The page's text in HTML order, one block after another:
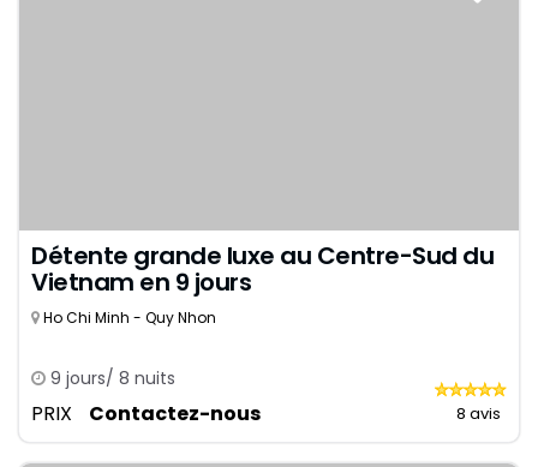
Détente grande luxe au Centre-Sud du
Vietnam en 9 jours
Ho Chi Minh - Quy Nhon
9 jours/ 8 nuits
PRIX Contactez-nous 8 avis